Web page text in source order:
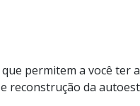
permitem a você ter a
reconstrução da